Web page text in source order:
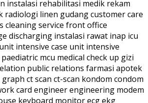
instalasi rehabilitasi medik rekam
radiologi linen gudang customer care
cleaning service front office
discharging instalasi rawat inap icu
intensive case unit intensive
mcu medical check up gizi
public relations farmasi apotek
ct scan ct-scan kondom condom
card engineer engineering modem
keyboard monitor ecg ekg